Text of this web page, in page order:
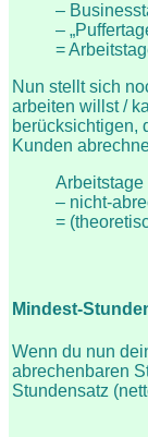
–
–
=
Nun stellt sich
arbeiten willst /
berücksichtigen,
Kunden
Arbeitstage
– nicht-
=
Mindest-
Wenn du nun
abrechenbaren
Stundensatz